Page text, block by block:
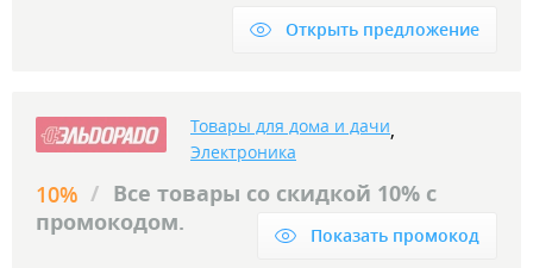
Открыть предложение
Товары для дома и дачи,
Электроника
10% / Все товары со скидкой 10% с
промокодом.
Показать промокод